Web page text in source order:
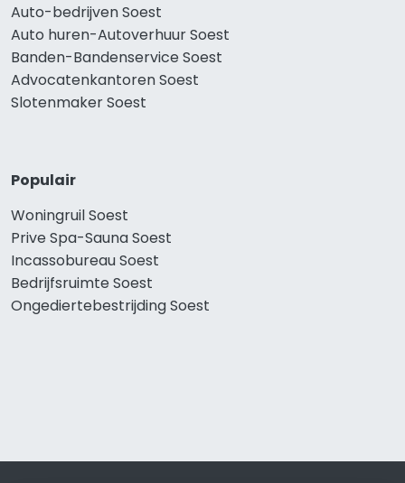
Auto-bedrijven Soest
Auto huren-Autoverhuur Soest
Banden-Bandenservice Soest
Advocatenkantoren Soest
Slotenmaker Soest
Populair
Woningruil Soest
Prive Spa-Sauna Soest
Incassobureau Soest
Bedrijfsruimte Soest
Ongediertebestrijding Soest